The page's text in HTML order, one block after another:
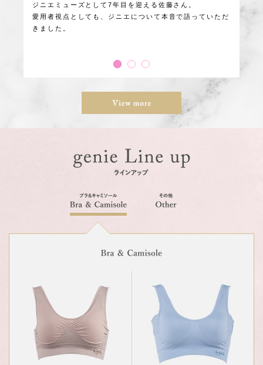
ジニエミューズとして7年目を迎える佐藤さん。
愛用者視点としても、ジニエについて本音で語っていただ
きました。